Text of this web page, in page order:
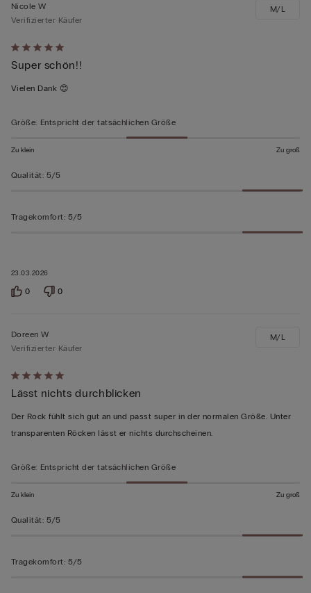
Mit
5
von
bewertet
23.03.2026
Nicole W
Verifizierter Käufer
Super schön!!
Vielen Dank 😊
M/L
Größe: Entspricht der tatsächlichen Größe
Zu klein Zu groß
Qualität: 5/5
Tragekomfort: 5/5
0 0
Mit
5
von
5
Doreen W
Verifizierter Käufer
Lässt nichts durchblicken
Der Rock fühlt sich gut an und passt super in der normalen Größe. Unter
transparenten Röcken lässt er nichts durchscheinen.
M/L
Größe: Entspricht der tatsächlichen Größe
Zu klein Zu groß
Qualität: 5/5
Tragekomfort: 5/5